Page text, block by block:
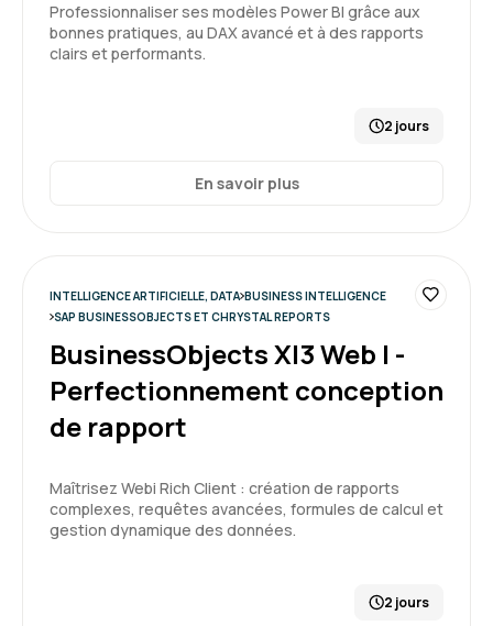
apprenants (sujets similaires).
Thierry A.
bonne expérience mais il manque un parking à
vélos
Professionnaliser ses modèles Power BI grâce aux
bonnes pratiques, au DAX avancé et à des rapports
clairs et performants.
2 jours
En savoir plus
INTELLIGENCE ARTIFICIELLE, DATA BUSINESS INTELLIGENCE
SAP BUSINESSOBJECTS ET CHRYSTAL REPORTS
BusinessObjects XI3 Web I -
Perfectionnement conception
de rapport
Maîtrisez Webi Rich Client : création de rapports
complexes, requêtes avancées, formules de calcul et
gestion dynamique des données.
2 jours